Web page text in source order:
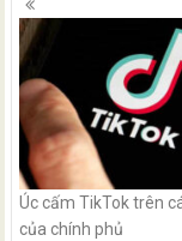
navigation
Úc cấm TikTok trên
của chính phủ